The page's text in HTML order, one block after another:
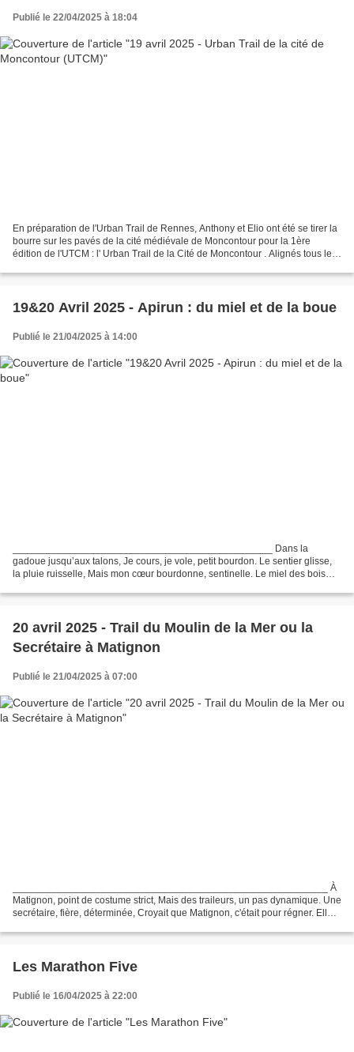
Publié le 22/04/2025 à 18:04
En préparation de l'Urban Trail de Rennes, Anthony et Elio ont été se tirer la
bourre sur les pavés de la cité médiévale de Moncontour pour la 1ère
édition de l'UTCM : l' Urban Trail de la Cité de Moncontour . Alignés tous les
19&20 Avril 2025 - Apirun : du miel et de la boue
Publié le 21/04/2025 à 14:00
_______________________________________________ Dans la
gadoue jusqu’aux talons, Je cours, je vole, petit bourdon. Le sentier glisse,
la pluie ruisselle, Mais mon cœur bourdonne, sentinelle. Le miel des bois
20 avril 2025 - Trail du Moulin de la Mer ou la
Secrétaire à Matignon
Publié le 21/04/2025 à 07:00
_________________________________________________________ À
Matignon, point de costume strict, Mais des traileurs, un pas dynamique. Une
secrétaire, fière, déterminée, Croyait que Matignon, c'était pour régner. Elle
Les Marathon Five
Publié le 16/04/2025 à 22:00